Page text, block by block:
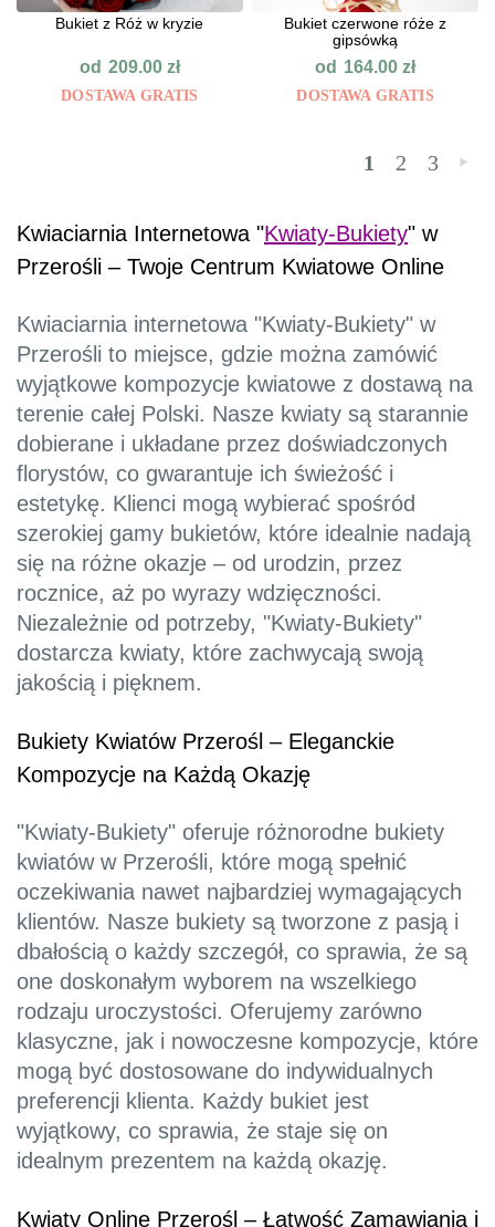
Bukiet z Róż w kryzie
od 209.00 zł
DOSTAWA GRATIS
Bukiet czerwone róże z
gipsówką
od 164.00zł
DOSTAWA GRATIS
1 2 3 »
Kwiaciarnia Internetowa "Kwiaty-Bukiety" w
Przerośli – Twoje Centrum Kwiatowe Online
Kwiaciarnia internetowa "Kwiaty-Bukiety" w
Przerośli to miejsce, gdzie można zamówić
wyjątkowe kompozycje kwiatowe z dostawą na
terenie całej Polski. Nasze kwiaty są starannie
dobierane i układane przez doświadczonych
florystów, co gwarantuje ich świeżość i
estetykę. Klienci mogą wybierać spośród
szerokiej gamy bukietów, które idealnie nadają
się na różne okazje – od urodzin, przez
rocznice, aż po wyrazy wdzięczności.
Niezależnie od potrzeby, "Kwiaty-Bukiety"
dostarcza kwiaty, które zachwycają swoją
jakością i pięknem.
Bukiety Kwiatów Przerośl – Eleganckie
Kompozycje na Każdą Okazję
"Kwiaty-Bukiety" oferuje różnorodne bukiety
kwiatów w Przerośli, które mogą spełnić
oczekiwania nawet najbardziej wymagających
klientów. Nasze bukiety są tworzone z pasją i
dbałością o każdy szczegół, co sprawia, że są
one doskonałym wyborem na wszelkiego
rodzaju uroczystości. Oferujemy zarówno
klasyczne, jak i nowoczesne kompozycje, które
mogą być dostosowane do indywidualnych
preferencji klienta. Każdy bukiet jest
wyjątkowy, co sprawia, że staje się on
idealnym prezentem na każdą okazję.
Kwiaty Online Przerośl – Łatwość Zamawiania i